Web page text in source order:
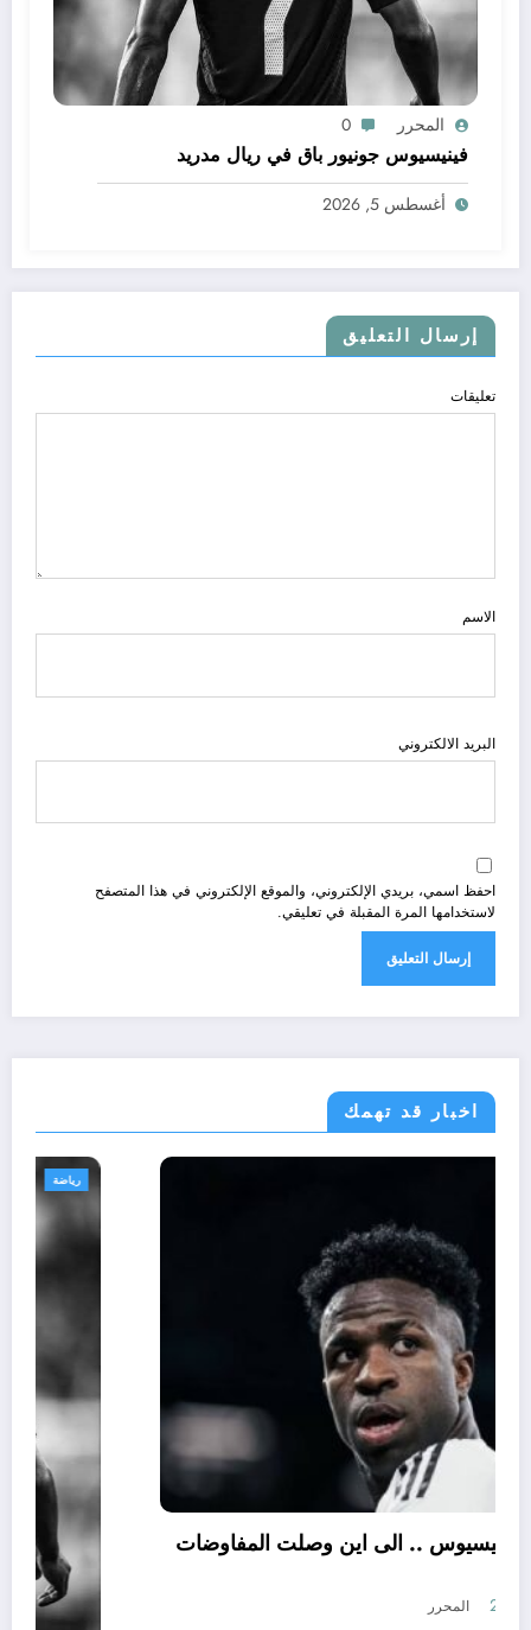
المحرر 0
فينيسيوس جونيور باق في ريال مدريد
أغسطس 5, 2026
إرسال التعليق
تعليقات
الاسم
البريد الالكتروني
احفظ اسمي، بريدي الإلكتروني، والموقع الإلكتروني في هذا المتصفح
لاستخدامها المرة المقبلة في تعليقي.
اخبار قد تهمك
تجديد عقد فينيسيوس .. الى اين وصلت المفاوضات
أغسطس 5, 2026